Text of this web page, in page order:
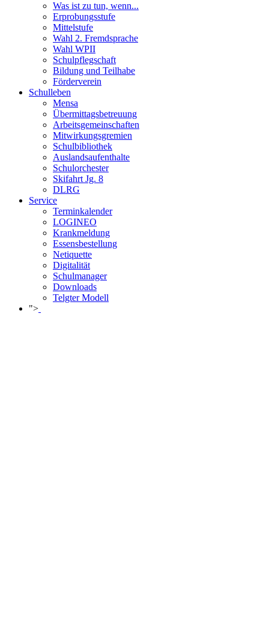
Was ist zu tun, wenn...
Erprobungsstufe
Mittelstufe
Wahl 2. Fremdsprache
Wahl WPII
Schulpflegschaft
Bildung und Teilhabe
Förderverein
Schulleben
Mensa
Übermittagsbetreuung
Arbeitsgemeinschaften
Mitwirkungsgremien
Schulbibliothek
Auslandsaufenthalte
Schulorchester
Skifahrt Jg. 8
DLRG
Service
Terminkalender
LOGINEO
Krankmeldung
Essensbestellung
Netiquette
Digitalität
Schulmanager
Downloads
Telgter Modell
">